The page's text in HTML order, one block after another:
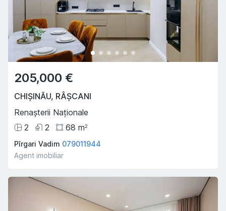
205,000 €
CHIȘINĂU, RÂȘCANI
Renașterii Naționale
2
2 68 m2
Pîrgari Vadim 079011944
Agent imobiliar